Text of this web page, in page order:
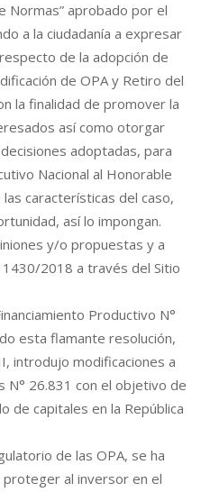
Normas” aprobado por el
a la ciudadanía a expresar
de la adopción de
de OPA y Retiro del
la finalidad de promover la
así como otorgar
adoptadas, para
Nacional al Honorable
características del caso,
así lo impongan.
y/o propuestas y a
2018 a través del Sitio
Productivo N°
esta flamante resolución,
introdujo modificaciones a
N° 26.831 con el objetivo de
de capitales en la República
de las OPA, se ha
al inversor en el